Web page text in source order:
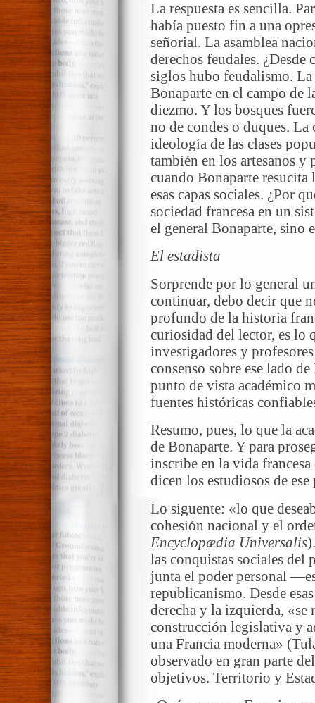
La respuesta es sencilla.
había puesto fin a una
señorial. La asamblea
derechos feudales.
siglos hubo feudalismo.
Bonaparte en el campo de
diezmo. Y los bosques
no de condes o duques.
ideología de las clases
también en los artesanos
cuando Bonaparte
esas capas sociales. ¿Por
sociedad francesa en un
el general Bonaparte, sino
El estadista
Sorprende por lo general
continuar, debo decir que
profundo de la historia
curiosidad del lector, es lo
investigadores y
consenso sobre ese lado
punto de vista académico
fuentes históricas
Resumo, pues, lo que la
de Bonaparte. Y para
inscribe en la vida
dicen los estudiosos de
Lo siguente: «lo que
cohesión nacional y el
Encyclopædia Universalis
las conquistas sociales del
junta el poder personal
republicanismo. Desde
derecha y la izquierda, «se
construcción legislativa y
una Francia moderna»
observado en gran parte
objetivos. Territorio y